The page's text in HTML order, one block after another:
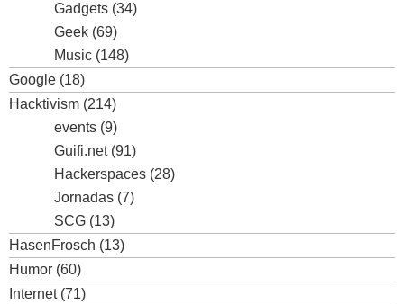
Gadgets (34)
Geek (69)
Music (148)
Google (18)
Hacktivism (214)
events (9)
Guifi.net(91)
Hackerspaces (28)
Jornadas (7)
SCG (13)
HasenFrosch (13)
Humor (60)
Internet(71)